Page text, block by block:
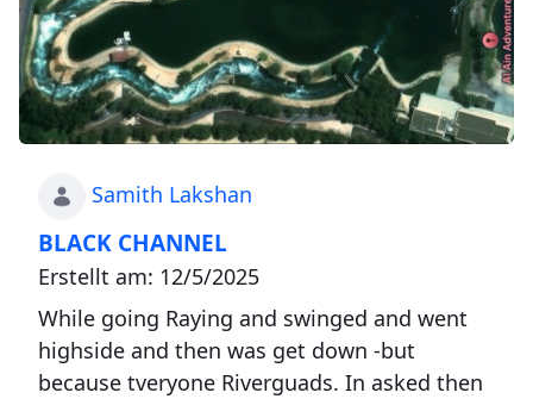
Samith Lakshan
BLACK CHANNEL
Erstellt am: 12/5/2025
While going Raying and swinged and went
highside and then was get down -but
because tveryone Riverguads. In asked then